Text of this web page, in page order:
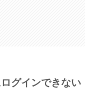
グインできない